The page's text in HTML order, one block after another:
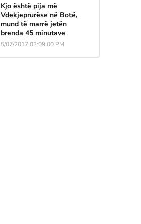
Kjo është pija më
Vdekjeprurëse në Botë,
mund të marrë jetën
brenda 45 minutave
5/07/2017 03:09:00 PM